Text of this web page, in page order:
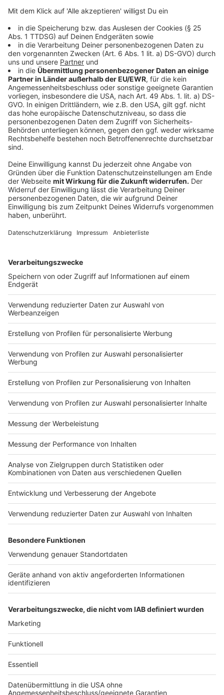
Weiterentwicklung von Medienkonzepten helfen,
Unterrichtsmaterial analysieren und Texte
sprachsensibel aufbereiten. Darüber hinaus sollen
Schreiben in andere Sprachen übersetzt werden
können.
Feller nennt als Beispiel die Möglichkeit, bestehende
Medienkonzepte zu überprüfen und
weiterzuentwickeln. Zudem könnten Schulen dadurch
leichter mit Eltern kommunizieren, die nur
eingeschränkt Deutsch sprechen.
Anzeige
VBE begrüßt die Pläne mit Vorbehalten
Anzeige
Der Verband Bildung und Erziehung (VBE) bewertet die
Gewerkschaft sieht Potenziale insbesondere bei
kommunikativen Aufgaben. Gleichzeitig fordert sie,
Datenschutz, Qualifizierung und eine verlässliche
digitale Infrastruktur konsequent mitzudenken.
als Antwort auf den Lehrkräftemangel zu verstehen.
Auch Ministerin Feller betont, dass KI menschliche
Arbeit nicht ersetzen könne.
„KI ist lediglich ein Hilfsmittel, der Mensch steht
über der KI“
entlasten und ihnen mehr Zeit für die Arbeit mit
Schülerinnen und Schülern zu verschaffen.
Anzeige
Quellen: Besuch der Pressekonferenz am 16.06.2026;
Interview mit Schulministerin Dorothee Feller;
Pressemitteilung des Ministeriums für Schule und
Anzeige